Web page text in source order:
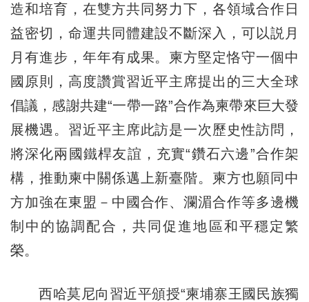
造和培育，在雙方共同努力下，各領域合作日
益密切，命運共同體建設不斷深入，可以説月
月有進步，年年有成果。柬方堅定恪守一個中
國原則，高度讚賞習近平主席提出的三大全球
倡議，感謝共建“一帶一路”合作為柬帶來巨大發
展機遇。習近平主席此訪是一次歷史性訪問，
將深化兩國鐵桿友誼，充實“鑽石六邊”合作架
構，推動柬中關係邁上新臺階。柬方也願同中
方加強在東盟－中國合作、瀾湄合作等多邊機
制中的協調配合，共同促進地區和平穩定繁
榮。
西哈莫尼向習近平頒授“柬埔寨王國民族獨